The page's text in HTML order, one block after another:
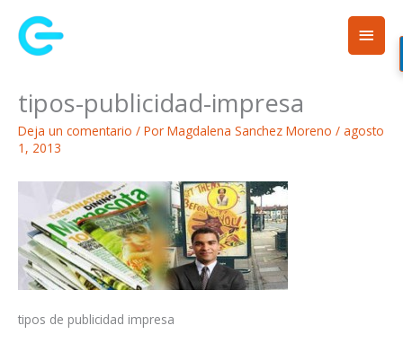
contenido
tipos-publicidad-impresa
Deja un comentario / Por Magdalena Sanchez Moreno / agosto
1, 2013
tipos de publicidad impresa